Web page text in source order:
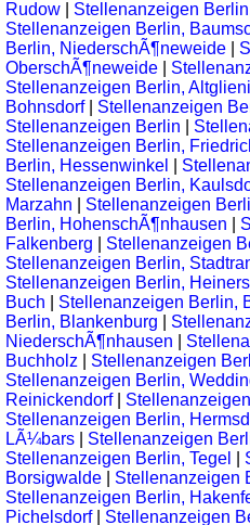
Rudow
Stellenanzeigen
Stellenanzeigen Berlin,
Berlin, NiederschÃ¶neweide
OberschÃ¶neweide
Stellenanzeigen Berlin,
Bohnsdorf| Stellenanzeigen
Stellenanzeigen Berlin
Stellenanzeigen Berlin,
Berlin, Hessenwinkel
Stellenanzeigen Berlin,
Marzahn
Stellenanzeigen
Berlin, HohenschÃ¶nhausen
Falkenberg
Stellenanzeigen
Stellenanzeigen Berlin,
Stellenanzeigen Berlin,
Buch
Stellenanzeigen Berlin,
Berlin, Blankenburg
NiederschÃ¶nhausen
Buchholz
Stellenanzeigen
Stellenanzeigen Berlin,
Reinickendorf|
Stellenanzeigen Berlin,
LÃ¼bars
Stellenanzeigen
Stellenanzeigen Berlin, Tegel
Borsigwalde
Stellenanzeigen
Stellenanzeigen Berlin,
Pichelsdorf| Stellenanzeigen